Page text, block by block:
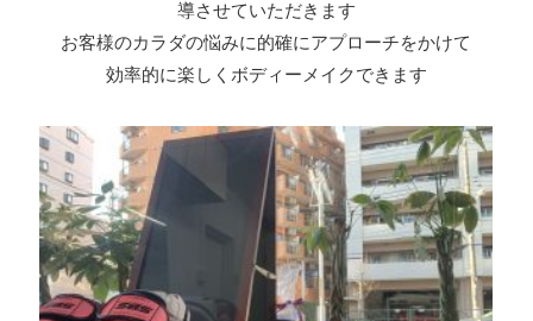
導させていただきます
お客様のカラダの悩みに的確にアプローチをかけて
効率的に楽しくボディーメイクできます